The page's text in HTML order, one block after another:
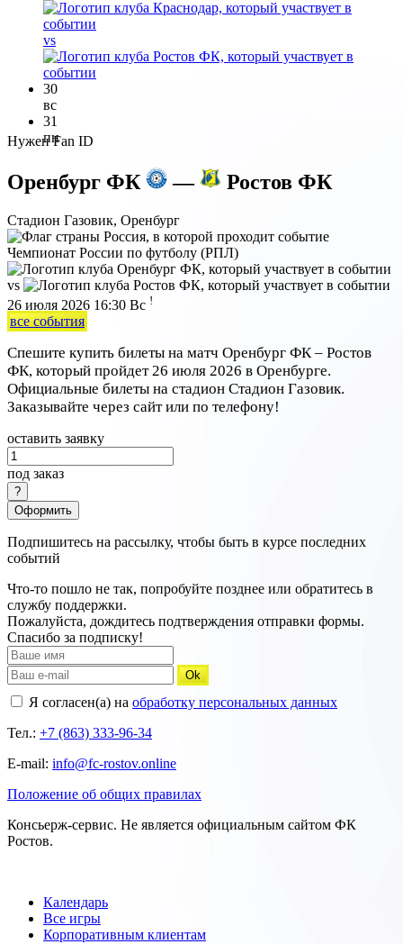
vs
30
вс
31
пн
Нужен Fan ID
Оренбург ФК — Ростов ФК
Стадион Газовик, Оренбург
Чемпионат России по футболу (РПЛ)
vs
26 июля 2026 16:30 Вс !
все события
Спешите купить билеты на матч Оренбург ФК – Ростов
ФК, который пройдет 26 июля 2026 в Оренбурге.
Официальные билеты на стадион Стадион Газовик.
Заказывайте через сайт или по телефону!
оставить заявку
под заказ
Оформить
Подпишитесь на рассылку, чтобы быть в курсе последних
событий
Что-то пошло не так, попробуйте позднее или обратитесь в
службу поддержки.
Пожалуйста, дождитесь подтверждения отправки формы.
Спасибо за подписку!
Ok
Я согласен(а) на обработку персональных данных
Тел.: +7 (863) 333-96-34
E-mail: info@fc-rostov.online
Положение об общих правилах
Консьерж-сервис. Не является официальным сайтом ФК
Ростов.
Календарь
Все игры
Корпоративным клиентам